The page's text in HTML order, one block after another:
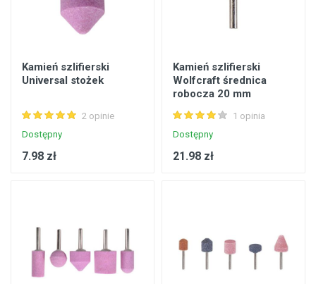
Kamień szlifierski
Universal stożek
2 opinie
Dostępny
7.98 zł
Kamień szlifierski
Wolfcraft średnica
robocza 20 mm
1 opinia
Dostępny
21.98 zł